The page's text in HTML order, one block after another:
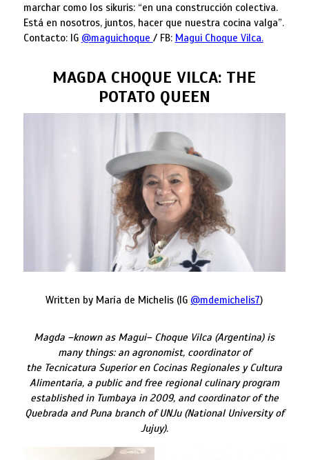
marchar como los sikuris: “en una construcción colectiva.
Está en nosotros, juntos, hacer que nuestra cocina valga”.
Contacto: IG @maguichoque / FB: Magui Choque Vilca.
MAGDA CHOQUE VILCA: THE
POTATO QUEEN
Written by María de Michelis (IG @mdemichelis7)
Magda –known as Magui– Choque Vilca (Argentina) is
many things: an agronomist, coordinator of
the Tecnicatura Superior en Cocinas Regionales y Cultura
Alimentaria, a public and free regional culinary program
established in Tumbaya in 2009, and coordinator of the
Quebrada and Puna branch of UNJu (National University of
Jujuy).